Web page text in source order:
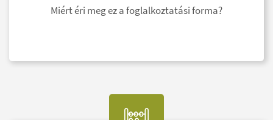
Miért éri meg ez a foglalkoztatási forma?